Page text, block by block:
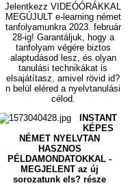
Jelentkezz VIDEÓÓRÁKKAL
MEGÚJULT e-learning német
tanfolyamunkra 2023. február
28-ig! Garantáljuk, hogy a
tanfolyam végére biztos
alaptudásod lesz, és olyan
tanulási technikákat is
elsajátítasz, amivel rövid id?
n belül eléred a nyelvtanulási
célod.
INSTANT
KÉPES
NÉMET NYELVTAN
HASZNOS
PÉLDAMONDATOKKAL -
MEGJELENT az új
sorozatunk els? része